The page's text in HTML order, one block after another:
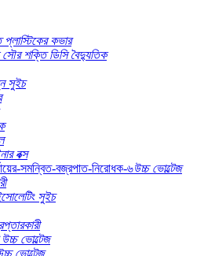
প্লাস্টিকের কভার
সৌর শক্তি ডিসি বৈদ্যুতিক
সুইচ
বক্স
উচ্চ ভোল্টেজ
সুইচ
ভোল্টেজ
ভোল্টেজ